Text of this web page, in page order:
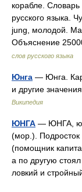
корабле.
русского языка.
jung, молодой.
Объяснение
слов русского языка
Юнга — Юнга.
и другие
Википедия
ЮНГА — ЮНГА,
(мор.).
(помощник
а по другую
ловкий и